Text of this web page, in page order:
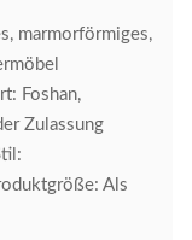
marmorförmiges,
Foshan,
Zulassung
Als